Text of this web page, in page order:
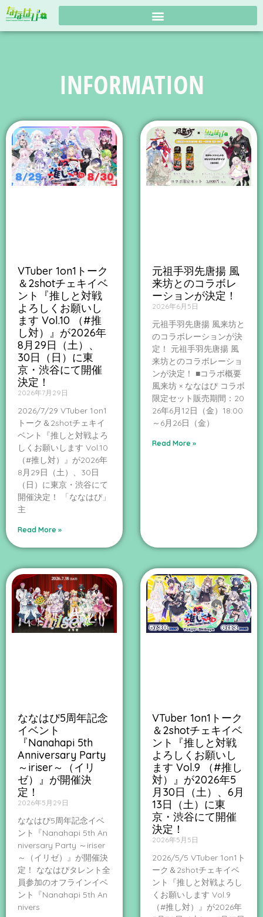
INFORMATION
VTuber 1on1トーク
＆2shotチェキイベ
ント『推しと対戦
よろしくお願いし
ます Vol.10 （#推
し対）』が2026年
8月29日（土）、
30日（日）に東
京・渋谷にて開催
決定！
2026年7月29日
2026/7/29 VTuber 1on1
トーク＆2shotチェキイ
ベント『推しと対戦よろ
しくお願いします Vol.10
（#推し対）』が2026年
8月29日（土）、30日
（日）に東京・渋谷にて
開催決定！ 「ななはぴ」
主
Read More »
元祖手羽先唐揚 風
来坊とのコラボレ
ーションが決定！
2026年6月5日
元祖手羽先唐揚 風来坊と
のコラボレーションが決
定！ 元祖手羽先唐揚 風
来坊とのコラボレーショ
ンが決定！ ■コラボ概要
風来坊 × ななはぴ コラボ
限定セット販売期間：20
26年6月12日（金）18:00
～6月26日（金）
Read More »
ななはぴ5周年記念
イベント
『Nanahapi 5th
Anniversary Party
～iriser～（イリ
ゼ）』が開催決
定！
2026年5月29日
ななはぴ5周年記念イベ
ント『Nanahapi 5th An
niversary Party ～iriser
～（イリゼ）』が開催決
定！ ななはぴタレント全
員参加のオフラインイベ
ント『Nanahapi 5th An
nivers
VTuber 1on1トーク
＆2shotチェキイベ
ント『推しと対戦
よろしくお願いし
ます Vol.9 （#推し
対）』が2026年5
月30日（土）、6月
13日（土）に東
京・渋谷にて開催
決定！
2026年5月5日
2026/5/5 VTuber 1on1ト
ーク＆2shotチェキイベ
ント『推しと対戦よろし
くお願いします Vol.9
（#推し対）』が2026年